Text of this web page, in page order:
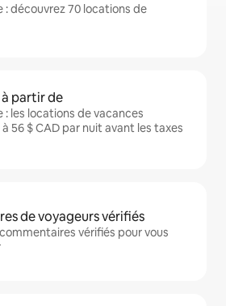
: découvrez 70 locations de
partir de
: les locations de vacances
56 $ CAD par nuit avant les taxes
de voyageurs vérifiés
vérifiés pour vous